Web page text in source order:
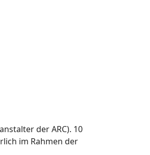
der ARC). 10
im Rahmen der